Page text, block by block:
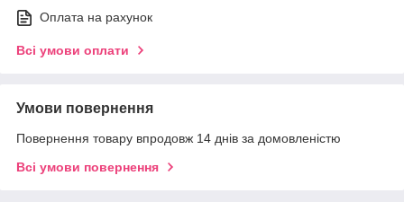
Оплата на рахунок
Всі умови оплати
Умови повернення
Повернення товару впродовж 14 днів за домовленістю
Всі умови повернення